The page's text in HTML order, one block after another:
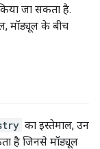
जा सकता है.
मॉड्यूल के बीच
का इस्तेमाल, उन
है जिनसे मॉड्यूल